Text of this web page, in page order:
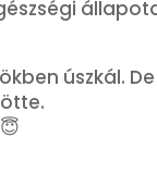
úszkál. De